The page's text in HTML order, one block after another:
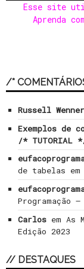
Esse site
Aprenda
/*
Russell Wenner
Exemplos de
/* TUTORIAL
de tabelas
Programação
Carlos em As
Edição 2023
// DESTAQUES